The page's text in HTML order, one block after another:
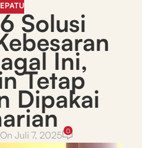
Solusi
Ini,
Tetap
Dipakai
On Juli 7, 2025 0